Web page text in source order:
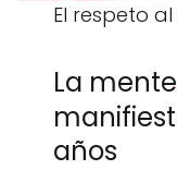
El respeto al
La
años